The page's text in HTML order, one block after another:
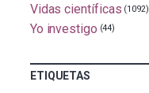
Vidas científicas (1092)
Yo investigo (44)
ETIQUETAS